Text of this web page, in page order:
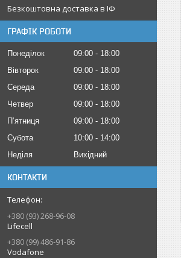
Безкоштовна доставка в ІФ
ГРАФІК РОБОТИ
Понеділок 09:00
18:00
Вівторок
09:00
18:00
Середа
09:00
18:00
Четвер
09:00
18:00
Пʼятниця
09:00
18:00
Субота
10:00
14:00
Неділя
Вихідний
КОНТАКТИ
+380 (93) 268-96-08
Lifecell
+380 (99) 486-91-86
Vodafone